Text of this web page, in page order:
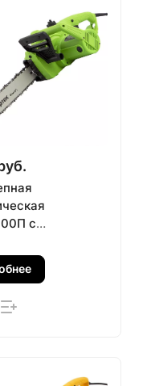
с
2.0 кВт, 16''